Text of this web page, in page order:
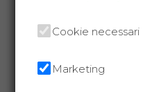
due
Cookie necessari
Marketing